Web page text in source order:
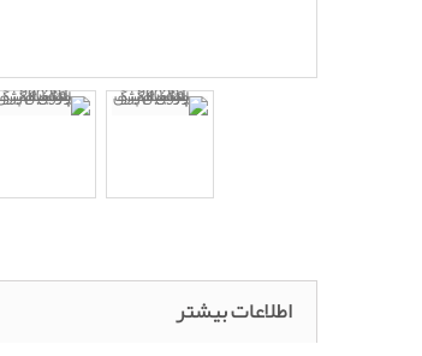
اطلاعات بیشتر